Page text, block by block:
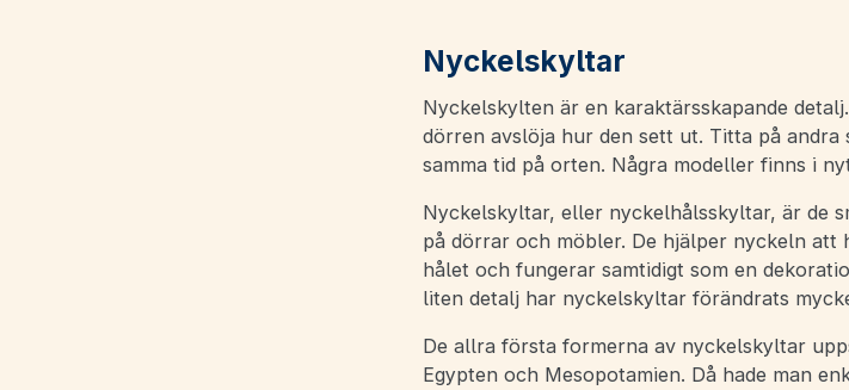
Nyckelskyltar
Nyckelskylten är en karaktärsskapande
dörren avslöja hur den sett ut. Titta på
samma tid på orten. Några modeller finns i
Nyckelskyltar, eller nyckelhålsskyltar, är de
på dörrar och möbler. De hjälper nyckeln att
hålet och fungerar samtidigt som en
liten detalj har nyckelskyltar förändrats
De allra första formerna av nyckelskyltar
Egypten och Mesopotamien. Då hade man